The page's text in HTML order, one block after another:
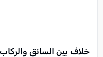
خلاف بين السائق